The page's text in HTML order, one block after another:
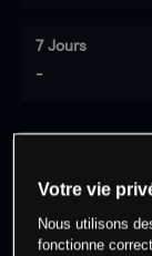
7 Jours
-
cet actif
Votre vie
Nous utilisons
fonctionne